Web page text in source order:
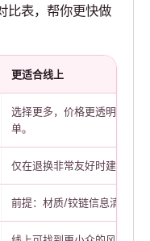
比表，帮你更快做
更适合线上
选择更多，价格更透明；你
单。
仅在退换非常友好时建议。
前提：材质/铰链信息清晰，